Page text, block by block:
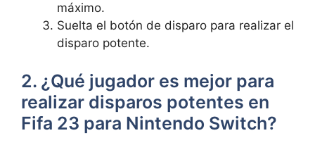
máximo.
Suelta el botón de disparo para realizar el
disparo potente.
2. ¿Qué jugador es mejor para
realizar disparos potentes en
Fifa 23 para Nintendo Switch?